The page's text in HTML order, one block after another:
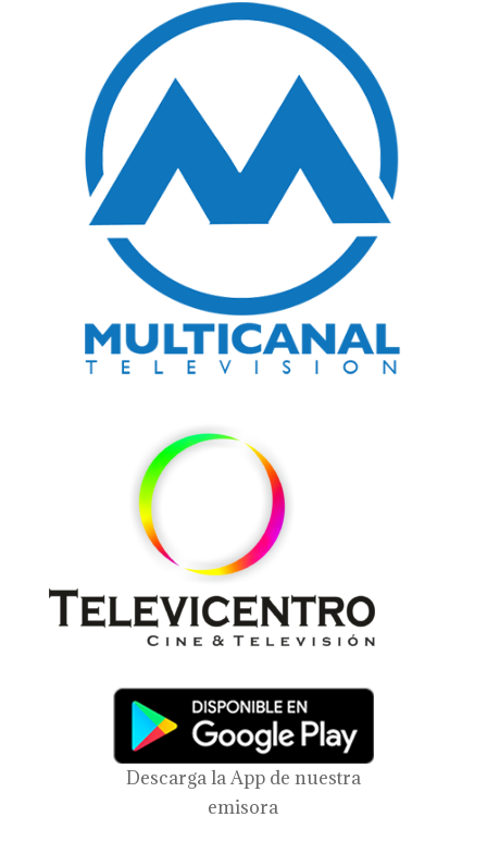
Descarga la App de nuestra
emisora